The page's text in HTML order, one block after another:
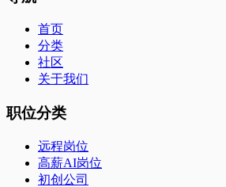
首页
分类
社区
关于我们
职位分类
远程岗位
高薪AI岗位
初创公司